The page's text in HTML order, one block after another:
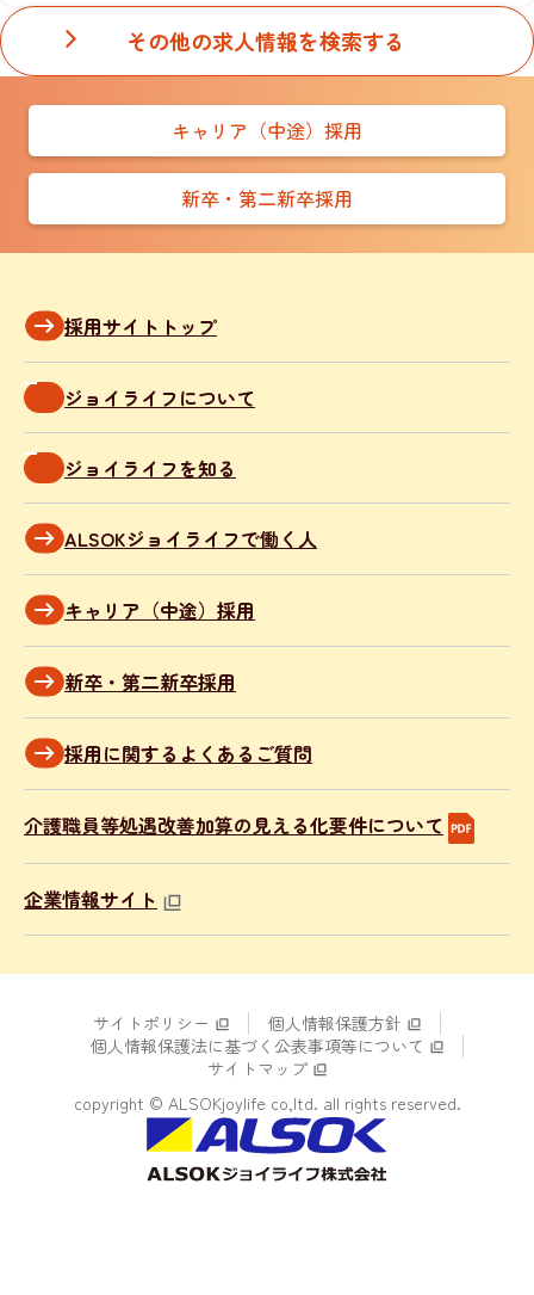
その他の求人情報を検索する
キャリア（中途）採用
新卒・第二新卒採用
採用サイトトップ
ジョイライフについて
ジョイライフを知る
ALSOKジョイライフで働く人
キャリア（中途）採用
新卒・第二新卒採用
採用に関するよくあるご質問
介護職員等処遇改善加算の見える化要件について
企業情報サイト
サイトポリシー
個人情報保護方針
個人情報保護法に基づく公表事項等について
サイトマップ
copyright © ALSOKjoylife co,ltd. all rights reserved.